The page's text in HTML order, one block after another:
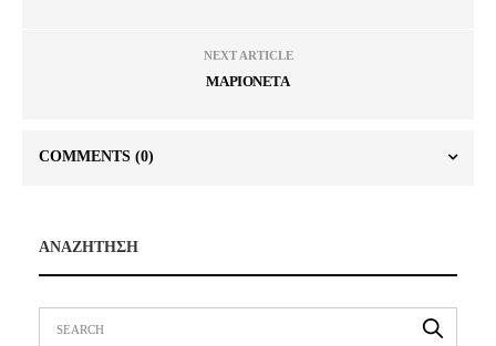
NEXT ARTICLE
ΜΑΡΙΟΝΕΤΑ
COMMENTS (0)
ΑΝΑΖΗΤΗΣΗ